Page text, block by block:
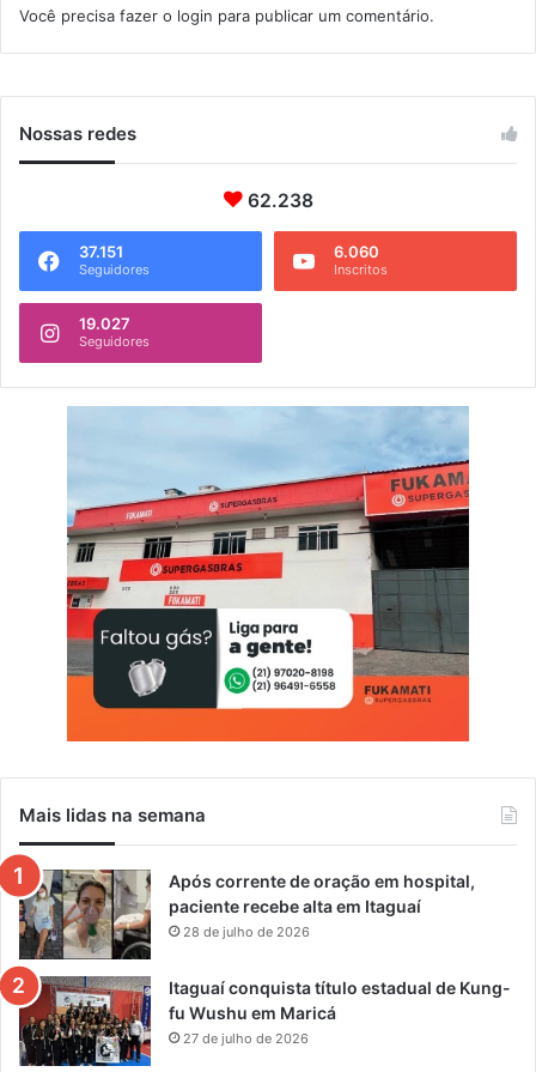
r
(
0
m
I
a
g
Você precisa fazer o login para publicar um comentário.
Nossas redes
62.238
37.151
Seguidores
6.060
Inscritos
19.027
Seguidores
Mais lidas na semana
Após corrente de oração em hospital,
paciente recebe alta em Itaguaí
28 de julho de 2026
Itaguaí conquista título estadual de Kung-
fu Wushu em Maricá
27 de julho de 2026